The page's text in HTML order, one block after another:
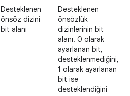
Desteklenen
önsöz dizini
bit alanı
Desteklenen
önsözlük
dizinlerinin bit
alanı. 0 olarak
ayarlanan bit,
desteklenmediğini,
1 olarak ayarlanan
bit ise
desteklendiğini